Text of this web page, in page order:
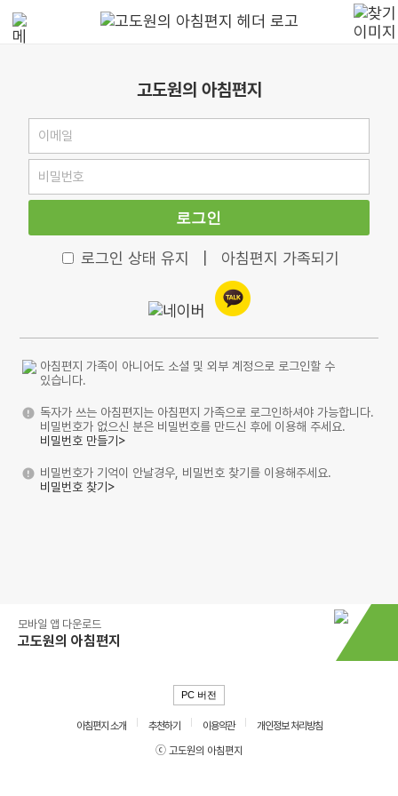
고도원의 아침편지
로그인
로그인 상태 유지 아침편지 가족되기
아침편지 가족이 아니어도 소셜 및 외부 계정으로 로그인할 수
있습니다.
독자가 쓰는 아침편지는 아침편지 가족으로 로그인하셔야 가능합니다.
비밀번호가 없으신 분은 비밀번호를 만드신 후에 이용해 주세요.
비밀번호 만들기>
비밀번호가 기억이 안날경우, 비밀번호 찾기를 이용해주세요.
비밀번호 찾기>
모바일 앱 다운로드
고도원의 아침편지
PC 버전
아침편지 소개 추천하기 이용약관
개인정보 처리방침
ⓒ 고도원의 아침편지